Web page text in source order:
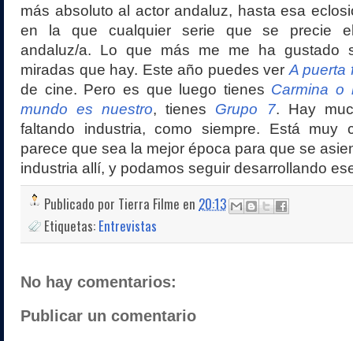
más absoluto al actor andaluz, hasta esa
en la que cualquier serie que se precie
andaluz/a. Lo que más me me ha gustado
miradas que hay. Este año puedes ver A puerta
de cine. Pero es que luego tienes Carmina o
mundo es nuestro, tienes Grupo 7. Hay
faltando industria, como siempre. Está muy
parece que sea la mejor época para que se
industria allí, y podamos seguir desarrollando
Publicado por Tierra Filme en 20:13
Etiquetas: Entrevistas
No hay comentarios:
Publicar un comentario